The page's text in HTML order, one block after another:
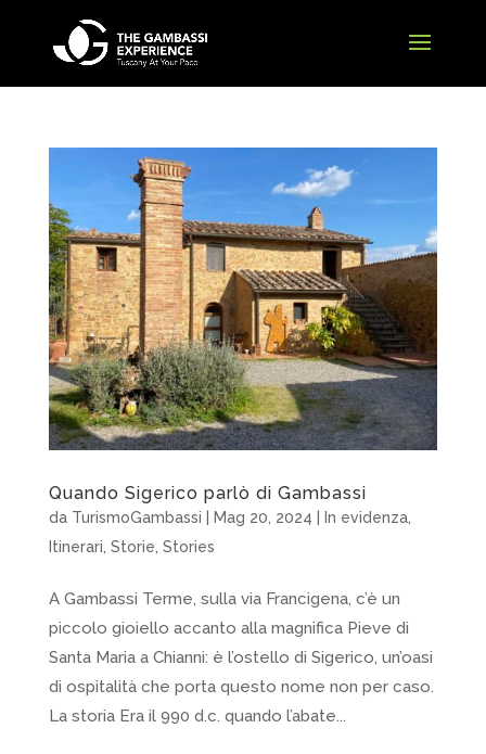
Quando Sigerico parlò di Gambassi
da TurismoGambassi Mag 20, 2024 In evidenza,
Itinerari, Storie, Stories
A Gambassi Terme, sulla via Francigena, c’è un
piccolo gioiello accanto alla magnifica Pieve di
Santa Maria a Chianni: è l’ostello di Sigerico, un’oasi
di ospitalità che porta questo nome non per caso.
La storia Era il 990 d.c. quando l’abate...